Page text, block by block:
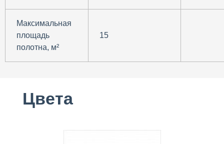
Максимальная
площадь
полотна, м²
15
Цвета